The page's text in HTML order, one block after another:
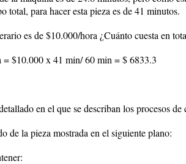
total, para hacer esta pieza es de 41 minutos.
es de $10.000/hora ¿Cuánto cuesta en
= $10.000 x 41 min/ 60 min = $ 6833.3
en el que se describan los procesos
de la pieza mostrada en el siguiente plano: